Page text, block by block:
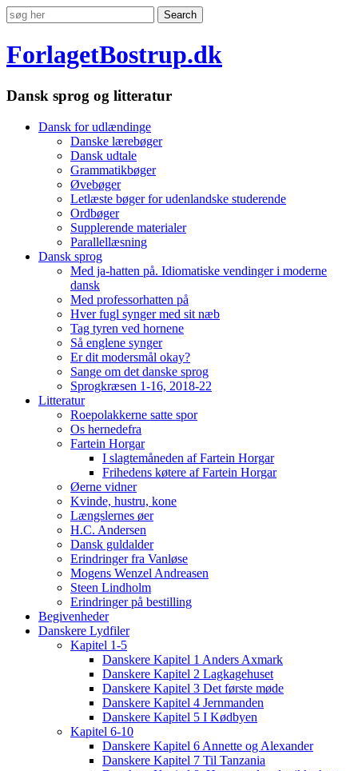
ForlagetBostrup.dk
Dansk sprog og litteratur
Dansk for udlændinge
Danske lærebøger
Dansk udtale
Grammatikbøger
Øvebøger
Letlæste bøger for udenlandske studerende
Ordbøger
Supplerende materialer
Parallellæsning
Dansk sprog
Med ja-hatten på. Idiomatiske vendinger i moderne
dansk
Med professorhatten på
Hver fugl synger med sit næb
Tag tyren ved hornene
Så englene synger
Er dit modersmål okay?
Sange om det danske sprog
Sprogkræsen 1-16, 2018-22
Litteratur
Roepolakkerne satte spor
Os hernedefra
Fartein Horgar
I slagtemåneden af Fartein Horgar
Frihedens køtere af Fartein Horgar
Øerne vidner
Kvinde, hustru, kone
Længslernes øer
H.C. Andersen
Dansk guldalder
Erindringer fra Vanløse
Mogens Wenzel Andreasen
Steen Lindholm
Erindringer på bestilling
Begivenheder
Danskere Lydfiler
Kapitel 1-5
Danskere Kapitel 1 Anders Axmark
Danskere Kapitel 2 Lagkagehuset
Danskere Kapitel 3 Det første møde
Danskere Kapitel 4 Jernmanden
Danskere Kapitel 5 I Kødbyen
Kapitel 6-10
Danskere Kapitel 6 Annette og Alexander
Danskere Kapitel 7 Til Tanzania